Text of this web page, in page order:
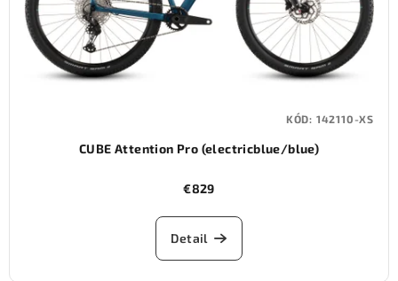
CUBE Attention Pro (electricblue/blue)
€829
Detail
KÓD: 142110-XS